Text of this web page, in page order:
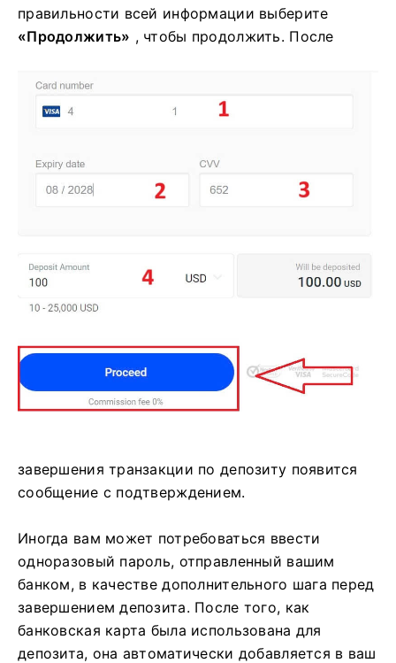
правильности всей информации выберите
«Продолжить» , чтобы продолжить. После
завершения транзакции по депозиту появится
сообщение с подтверждением.
Иногда вам может потребоваться ввести
одноразовый пароль, отправленный вашим
банком, в качестве дополнительного шага перед
завершением депозита. После того, как
банковская карта была использована для
депозита, она автоматически добавляется в ваш